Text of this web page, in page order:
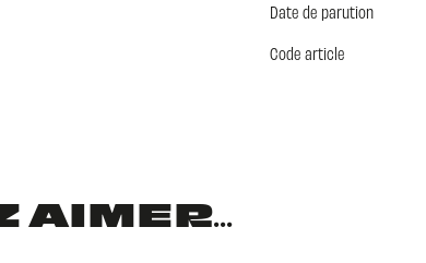
Date de parution
Code article
AIMER...